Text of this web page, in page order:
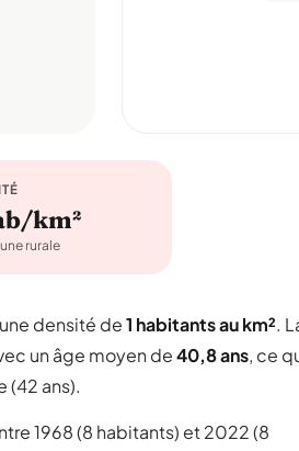
km²
rurale
densité de1 habitants au km².
un âge moyen de40,8 ans, ce
(42 ans).
1968 (8 habitants) et 2022 (8